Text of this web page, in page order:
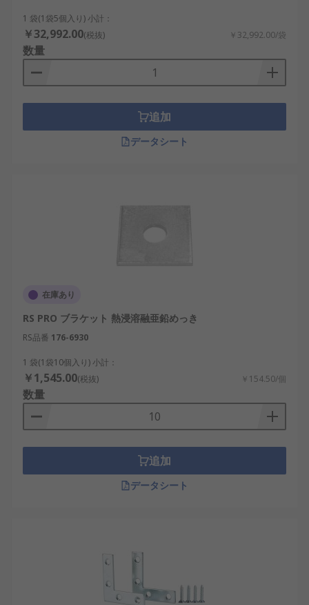
1 袋(1袋5個入り) 小計：
￥32,992.00(税抜) ￥32,992.00/袋
数量
追加
データシート
在庫あり
RS PRO ブラケット 熱浸溶融亜鉛めっき
RS品番 176-6930
1 袋(1袋10個入り) 小計：
￥1,545.00(税抜) ￥154.50/個
数量
追加
データシート